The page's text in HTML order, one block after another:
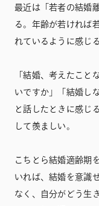
最近は「若者の結婚
る。年齢が若ければ
れているように感じ
「結婚、考えたこと
いですか」「結婚し
と話したときに感じ
して羨ましい。
こちとら結婚適齢期
いれば、結婚を意識
なく、自分がどう生